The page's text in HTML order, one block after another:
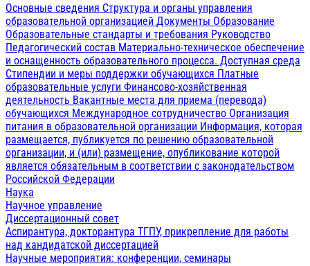
Основные сведения Структура и органы управления
образовательной организацией Документы Образование
Образовательные стандарты и требования Руководство
Педагогический состав Материально-техническое обеспечение
и оснащенность образовательного процесса. Доступная среда
Стипендии и меры поддержки обучающихся Платные
образовательные услуги Финансово-хозяйственная
деятельность Вакантные места для приема (перевода)
обучающихся Международное сотрудничество Организация
питания в образовательной организации Информация, которая
размещается, публикуется по решению образовательной
организации, и (или) размещение, опубликование которой
является обязательным в соответствии с законодательством
Российской Федерации
Наука
Научное управление
Диссертационный совет
Аспирантура, докторантура ТГПУ, прикрепление для работы
над кандидатской диссертацией
Научные мероприятия: конференции, семинары